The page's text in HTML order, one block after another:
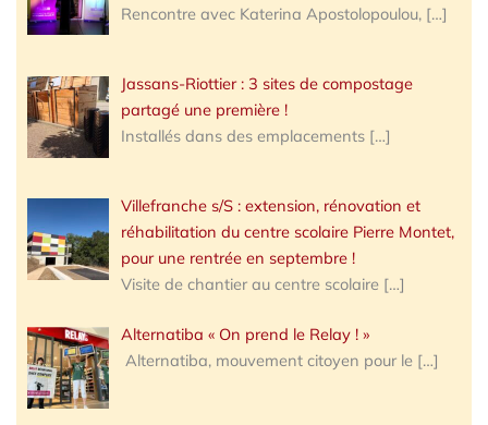
Rencontre avec Katerina Apostolopoulou, […]
Jassans-Riottier : 3 sites de compostage
partagé une première !
Installés dans des emplacements […]
Villefranche s/S : extension, rénovation et
réhabilitation du centre scolaire Pierre Montet,
pour une rentrée en septembre !
Visite de chantier au centre scolaire […]
Alternatiba « On prend le Relay ! »
Alternatiba, mouvement citoyen pour le […]